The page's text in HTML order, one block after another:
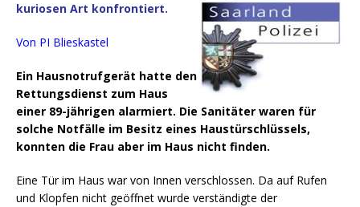
kuriosen Art konfrontiert.
Von PI Blieskastel
Ein Hausnotrufgerät hatte den
Rettungsdienst zum Haus
einer 89-jährigen alarmiert. Die Sanitäter waren für
solche Notfälle im Besitz eines Haustürschlüssels,
konnten die Frau aber im Haus nicht finden.
Eine Tür im Haus war von Innen verschlossen. Da auf Rufen
und Klopfen nicht geöffnet wurde verständigte der